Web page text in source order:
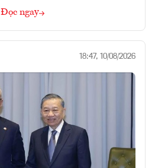
Đọc ngay
18:47, 10/08/2026